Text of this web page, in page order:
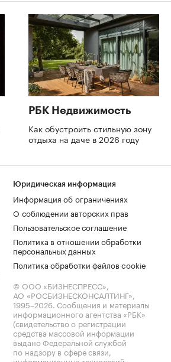
РБК Недвижимость
Как обустроить стильную зону
отдыха на даче в 2026 году
Юридическая информация
Информация об ограничениях
О соблюдении авторских прав
Пользовательское соглашение
Политика в отношении обработки
персональных данных
Политика обработки файлов cookie
© ООО «БИЗНЕСПРЕСС»,
АО «РОСБИЗНЕСКОНСАЛТИНГ»,
1995–2026. Сообщения и материалы
информационного агентства «РБК»
(свидетельство о регистрации
средства массовой информации
выдано Федеральной службой
по надзору в сфере связи,